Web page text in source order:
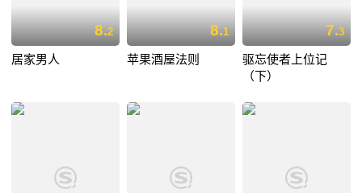
8.2
居家男人
8.1
苹果酒屋法则
7.3
驱忘使者上位记
（下）